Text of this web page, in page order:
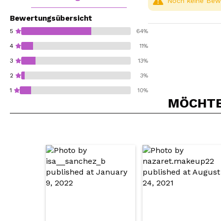
Bewertungsübersicht
5 64%
4 11%
3 13%
2 3%
1 10%
Würden Sie diesen